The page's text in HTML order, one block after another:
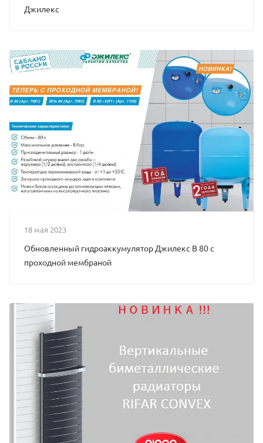
Джилекс
18 мая 2023
Обновленный гидроаккумулятор Джилекс В 80 с
проходной мембраной